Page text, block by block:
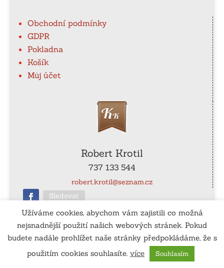
Obchodní podmínky
GDPR
Pokladna
Košík
Můj účet
Robert Krotil
737 133 544
robert.krotil@seznam.cz
Sledovat
ČÚ: 115-990540267/0100
Vytvořil:www.tomassedlak.cz
Užíváme cookies, abychom vám zajistili co možná
nejsnadnější použití našich webových stránek. Pokud
budete nadále prohlížet naše stránky předpokládáme, že s
použitím cookies souhlasíte. více Souhlasím